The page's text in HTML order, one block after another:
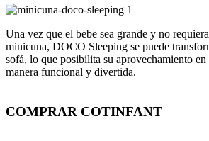
Una vez que el bebe sea grande y no
minicuna, DOCO Sleeping se puede
sofá, lo que posibilita su aprovechamiento
manera funcional y divertida.
COMPRAR COTINFANT